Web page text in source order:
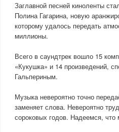
Заглавной песней киноленты
Полина Гагарина, новую
которому удалось передать
миллионы.
Всего в саундтрек вошло 15
«Кукушка» и 14 произведений,
Гальпериным.
Музыка невероятно точно
заменяет слова. Невероятно
сороковых годов. Надеемся,